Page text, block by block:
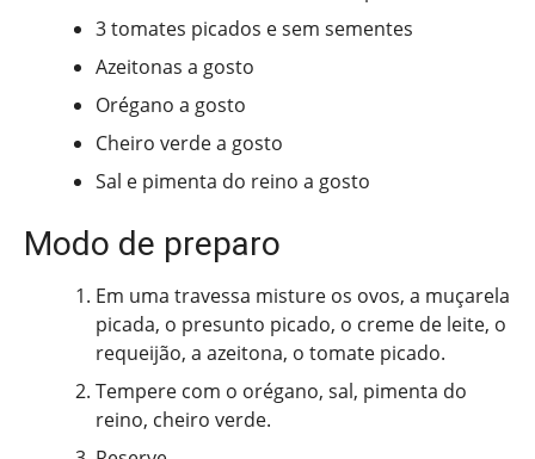
3 tomates picados e sem sementes
Azeitonas a gosto
Orégano a gosto
Cheiro verde a gosto
Sal e pimenta do reino a gosto
Modo de preparo
Em uma travessa misture os ovos, a muçarela
picada, o presunto picado, o creme de leite, o
requeijão, a azeitona, o tomate picado.
Tempere com o orégano, sal, pimenta do
reino, cheiro verde.